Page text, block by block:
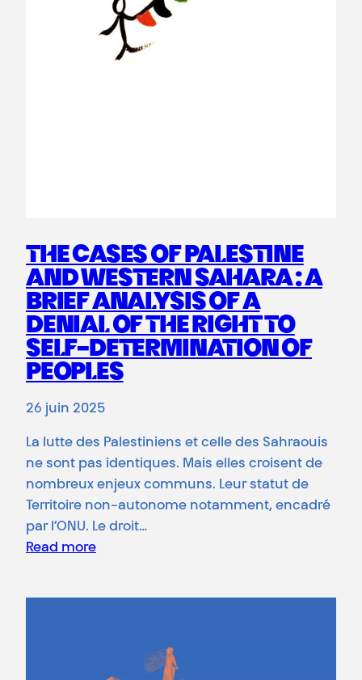
THE CASES OF PALESTINE
AND WESTERN SAHARA : A
BRIEF ANALYSIS OF A
DENIAL OF THE RIGHT TO
SELF-DETERMINATION OF
PEOPLES
26 juin 2025
La lutte des Palestiniens et celle des Sahraouis
ne sont pas identiques. Mais elles croisent de
nombreux enjeux communs. Leur statut de
Territoire non-autonome notamment, encadré
par l’ONU. Le droit…
Read more